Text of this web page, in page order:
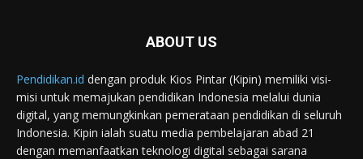
ABOUT US
Pendidikan.id dengan produk Kios Pintar (Kipin) memiliki visi-
misi untuk memajukan pendidikan Indonesia melalui dunia
digital, yang memungkinkan pemerataan pendidikan di seluruh
Indonesia. Kipin ialah suatu media pembelajaran abad 21
dengan memanfaatkan teknologi digital sebagai sarana